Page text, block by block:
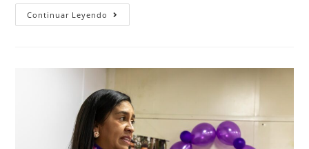
Continuar Leyendo